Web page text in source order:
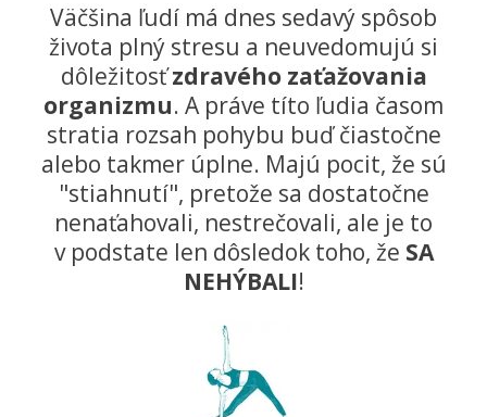
Väčšina ľudí má dnes sedavý spôsob
života plný stresu a neuvedomujú si
dôležitosťzdravého zaťažovania
organizmu. A práve títo ľudia časom
stratia rozsah pohybu buď čiastočne
alebo takmer úplne. Majú pocit, že sú
"stiahnutí", pretože sa dostatočne
nenaťahovali, nestrečovali, ale je to
v podstate len dôsledok toho, že SA
NEHÝBALI!